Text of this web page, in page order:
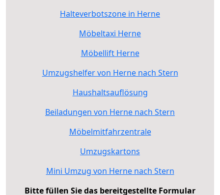
Halteverbotszone in Herne
Möbeltaxi Herne
Möbellift Herne
Umzugshelfer von Herne nach Stern
Haushaltsauflösung
Beiladungen von Herne nach Stern
Möbelmitfahrzentrale
Umzugskartons
Mini Umzug von Herne nach Stern
Bitte füllen Sie das bereitgestellte Formular